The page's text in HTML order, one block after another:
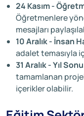
24 Kasım -
Öğretmenlere
mesajları
10 Aralık - İnsan
adalet temasıyla
31 Aralık - Yıl
tamamlanan
içerikler olabilir.